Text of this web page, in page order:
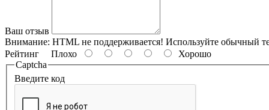
Ваш отзыв
Внимание: HTML не поддерживается! Используйте обычный
Рейтинг Плохо
Хорошо
Captcha
Введите код